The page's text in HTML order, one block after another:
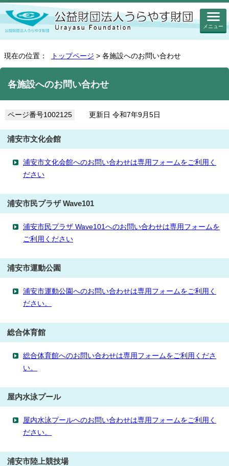
メニュー
現在の位置： トップページ > 各施設へのお問い合わせ
各施設へのお問い合わせ
ページ番号1002125 更新日 令和7年9月5日
浦安市文化会館
浦安市文化会館へのお問い合わせは専用フォームをご利用く
ださい
浦安市民プラザ Wave101
浦安市民プラザ Wave101へのお問い合わせは専用フォームを
ご利用ください
浦安市運動公園
浦安市運動公園へのお問い合わせは専用フォームをご利用く
ださい。
総合体育館
総合体育館へのお問い合わせは専用フォームをご利用くださ
い。
屋内水泳プール
屋内水泳プールへのお問い合わせは専用フォームをご利用く
ださい。
浦安市陸上競技場